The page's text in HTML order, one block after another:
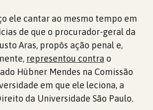
ele cantar ao mesmo tempo em
de que o procurador-geral da
Aras, propôs ação penal e,
representou contra o
Hübner Mendes na Comissão
em que ele leciona, a
da Universidade São Paulo.